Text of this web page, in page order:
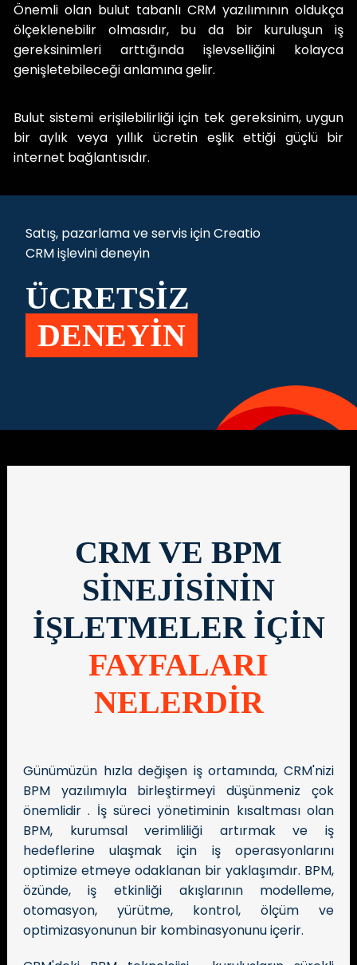
Önemli olan bulut tabanlı CRM yazılımının oldukça
ölçeklenebilir olmasıdır, bu da bir kuruluşun iş
gereksinimleri arttığında işlevselliğini kolayca
genişletebileceği anlamına gelir.
Bulut sistemi erişilebilirliği için tek gereksinim, uygun
bir aylık veya yıllık ücretin eşlik ettiği güçlü bir
internet bağlantısıdır.
Satış, pazarlama ve servis için Creatio
CRM işlevini deneyin
ÜCRETSİZ
DENEYİN
CRM VE BPM
SİNEJİSİNİN
İŞLETMELER İÇİN
FAYFALARI
NELERDİR
Günümüzün hızla değişen iş ortamında, CRM'nizi
BPM yazılımıyla birleştirmeyi düşünmeniz çok
önemlidir . İş süreci yönetiminin kısaltması olan
BPM, kurumsal verimliliği artırmak ve iş
hedeflerine ulaşmak için iş operasyonlarını
optimize etmeye odaklanan bir yaklaşımdır. BPM,
özünde, iş etkinliği akışlarının modelleme,
otomasyon, yürütme, kontrol, ölçüm ve
optimizasyonunun bir kombinasyonunu içerir.